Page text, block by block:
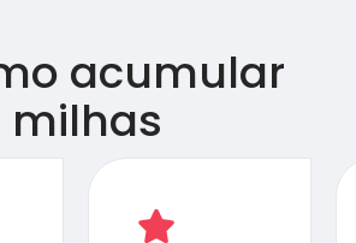
acumular
milhas